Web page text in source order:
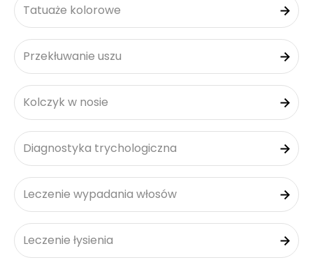
Tatuaże kolorowe
Przekłuwanie uszu
Kolczyk w nosie
Diagnostyka trychologiczna
Leczenie wypadania włosów
Leczenie łysienia